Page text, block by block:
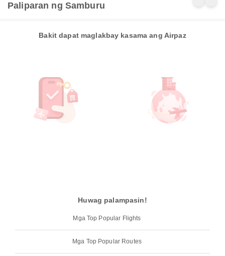
Paliparan ng Samburu
Bakit dapat maglakbay kasama ang Airpaz
Huwag palampasin!
Mga Top Popular Flights
Mga Top Popular Routes